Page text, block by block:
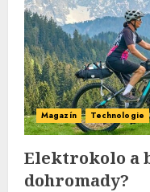
Magazín Technologie
Elektrokolo a
dohromady?